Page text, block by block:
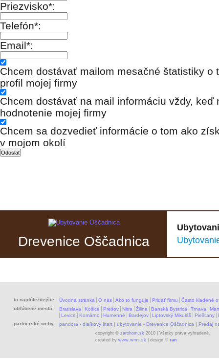
Priezvisko*:
Telefón*:
Email*:
Chcem dostávať mailom mesačné štatistiky o
profil mojej firmy
Chcem dostávať na mail informáciu vždy, keď
hodnotenie mojej firmy
Chcem sa dozvedieť informácie o tom ako
v mojom okolí
Drevenice Oščadnica
to najdôležitejšie: Úvodná stránka O nás Ako to funguje Pridať firmu
Často kladené
obľúbené mestá:
Bratislava Košice Prešov Nitra Žilina Banská Bystrica Trnava
Levice
Komárno Humenné Bardejov Liptovský Mikuláš Piešťany
partnerské weby:
pandora - diaľkový štart | ubytovanie - Drevenice Oščadnica | Predaj
copyright © zarohom.sk 2010 | Všetky práva vyhradené.
created by www.wms.sk | design © ran